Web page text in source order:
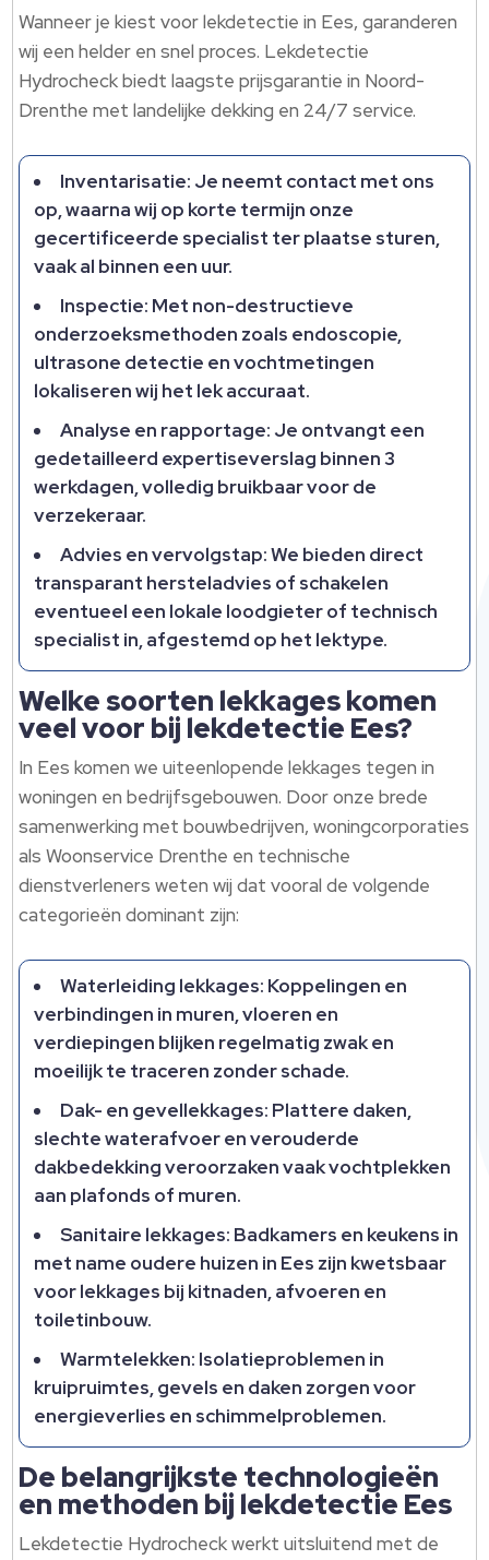
Wanneer je kiest voor lekdetectie in Ees, garanderen
wij een helder en snel proces.​ Lekdetectie
Hydrocheck biedt laagste prijsgarantie in Noord-
Drenthe met landelijke dekking en 24/7 service.​
Inventarisatie: Je neemt contact met ons
op, waarna wij op korte termijn onze
gecertificeerde specialist ter plaatse sturen,
vaak al binnen een uur.​
Inspectie: Met non-destructieve
onderzoeksmethoden zoals endoscopie,
ultrasone detectie en vochtmetingen
lokaliseren wij het lek accuraat.​
Analyse en rapportage: Je ontvangt een
gedetailleerd expertiseverslag binnen 3
werkdagen, volledig bruikbaar voor de
verzekeraar.​
Advies en vervolgstap: We bieden direct
transparant hersteladvies of schakelen
eventueel een lokale loodgieter of technisch
specialist in, afgestemd op het lektype.​
Welke soorten lekkages komen
veel voor bij lekdetectie Ees?
In Ees komen we uiteenlopende lekkages tegen in
woningen en bedrijfsgebouwen.​ Door onze brede
samenwerking met bouwbedrijven, woningcorporaties
als Woonservice Drenthe en technische
dienstverleners weten wij dat vooral de volgende
categorieën dominant zijn:
Waterleiding lekkages: Koppelingen en
verbindingen in muren, vloeren en
verdiepingen blijken regelmatig zwak en
moeilijk te traceren zonder schade.​
Dak- en gevellekkages: Plattere daken,
slechte waterafvoer en verouderde
dakbedekking veroorzaken vaak vochtplekken
aan plafonds of muren.​
Sanitaire lekkages: Badkamers en keukens in
met name oudere huizen in Ees zijn kwetsbaar
voor lekkages bij kitnaden, afvoeren en
toiletinbouw.​
Warmtelekken: Isolatieproblemen in
kruipruimtes, gevels en daken zorgen voor
energieverlies en schimmelproblemen.​
De belangrijkste technologieën
en methoden bij lekdetectie Ees
Lekdetectie Hydrocheck werkt uitsluitend met de